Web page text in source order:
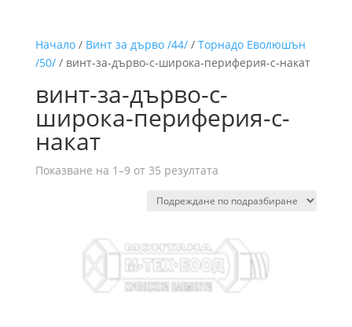
Начало/ Винт за дърво /44// Торнадо Еволюшън
/50// винт-за-дърво-с-широка-периферия-с-накат
винт-за-дърво-с-
широка-периферия-с-
накат
Показване на 1–9 от 35 резултата